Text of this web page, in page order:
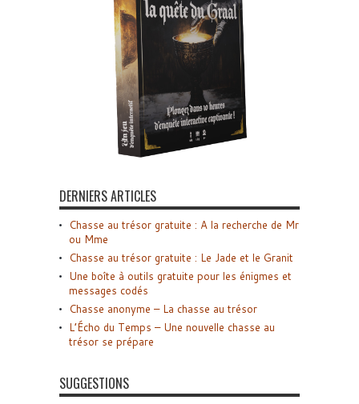
DERNIERS ARTICLES
Chasse au trésor gratuite : A la recherche de Mr
ou Mme
Chasse au trésor gratuite : Le Jade et le Granit
Une boîte à outils gratuite pour les énigmes et
messages codés
Chasse anonyme – La chasse au trésor
L’Écho du Temps – Une nouvelle chasse au
trésor se prépare
SUGGESTIONS